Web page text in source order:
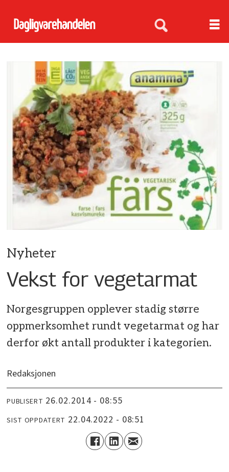
Nyheter
Vekst for vegetarmat
Norgesgruppen opplever stadig større
oppmerksomhet rundt vegetarmat og har
derfor økt antall produkter i kategorien.
Redaksjonen
PUBLISERT 26.02.2014 - 08:55
SIST OPPDATERT 22.04.2022 - 08:51